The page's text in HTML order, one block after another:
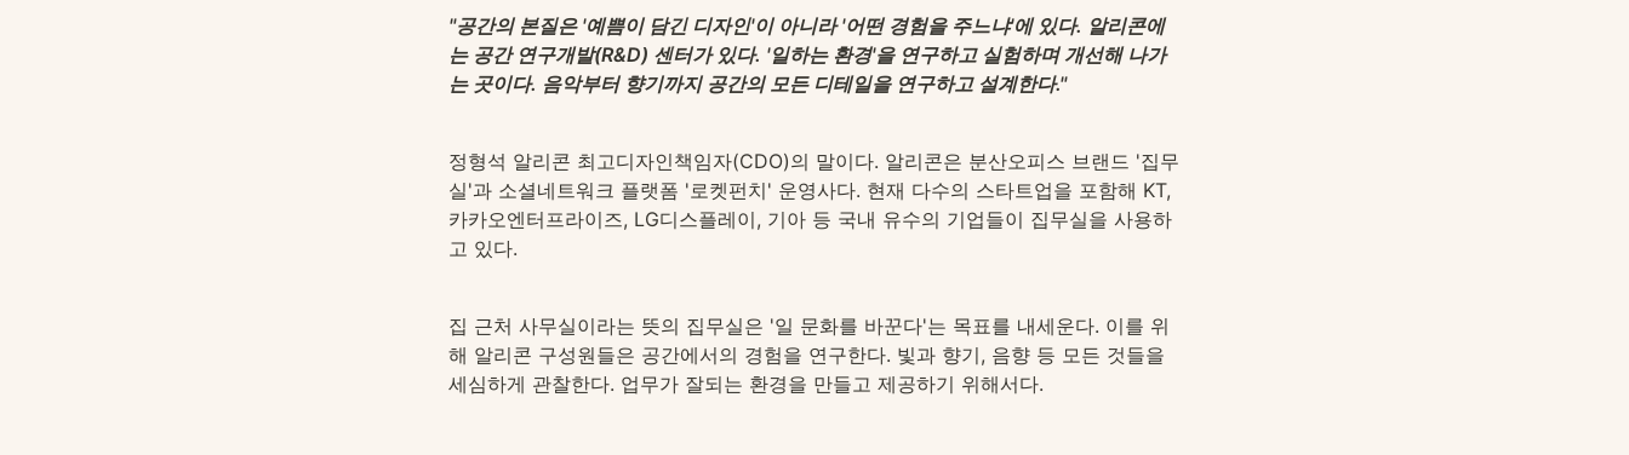
"공간의 본질은 '예쁨이 담긴 디자인'이 아니라 '어떤 경험을 주느냐'에 있다. 알리콘에
는 공간 연구개발(R&D) 센터가 있다. '일하는 환경'을 연구하고 실험하며 개선해 나가
는 곳이다. 음악부터 향기까지 공간의 모든 디테일을 연구하고 설계한다."
정형석 알리콘 최고디자인책임자(CDO)의 말이다. 알리콘은 분산오피스 브랜드 '집무
실'과 소셜네트워크 플랫폼 '로켓펀치' 운영사다. 현재 다수의 스타트업을 포함해 KT,
카카오엔터프라이즈, LG디스플레이, 기아 등 국내 유수의 기업들이 집무실을 사용하
고 있다.
집 근처 사무실이라는 뜻의 집무실은 '일 문화를 바꾼다'는 목표를 내세운다. 이를 위
해 알리콘 구성원들은 공간에서의 경험을 연구한다. 빛과 향기, 음향 등 모든 것들을
세심하게 관찰한다. 업무가 잘되는 환경을 만들고 제공하기 위해서다.